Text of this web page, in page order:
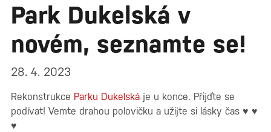
Park Dukelská v
novém, seznamte se!
28. 4. 2023
Rekonstrukce Parku Dukelská je u konce. Přijďte se
podívat! Vemte drahou polovičku a užijte si lásky čas ♥ ♥
♥